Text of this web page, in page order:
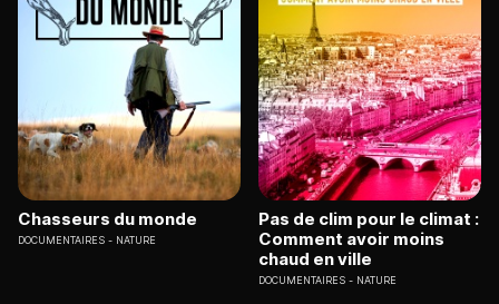
Chasseurs du monde
DOCUMENTAIRES NATURE
Pas de clim pour le climat :
Comment avoir moins
chaud en ville
DOCUMENTAIRES NATURE